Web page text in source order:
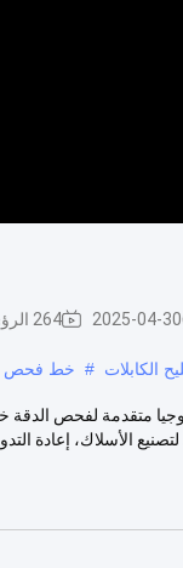
2025-04-30 264 الرؤى
الكابلات # خط فحص
الأسلاك، إعادة